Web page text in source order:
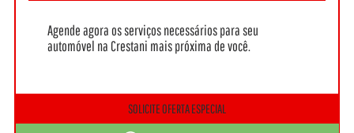
Agende agora os serviços necessários para seu
automóvel na Crestani mais próxima de você.
SOLICITE OFERTA ESPECIAL